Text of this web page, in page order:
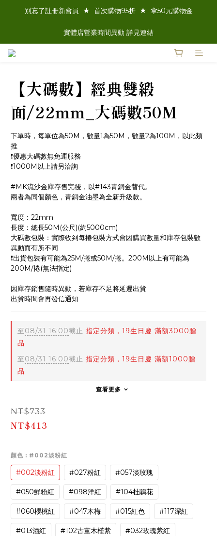
別忘了註冊新會員  ★  首次購物95折  ★  拿50元購物金
實體店營業時間異動 詳見連結
【大碼數】經典雙緞
面/22mm_大碼數50M
下單時，每單位為50M，數量1為50M，數量2為100M，以此類
推
❗️優惠大碼數無免運服務
❗️1000M以上請另洽詢
#MK流沙金庫存售完後，以#143青銅金替代。
兩者為同個顏色，青銅金油墨為全新升級款。
寬度：22mm
長度：總長50M(公尺)(約5000cm)
大碼數包裝：實際收到每捲包裝方式會因購買數量和庫存包裝數
異動而有所不同
❗️出貨包裝有可能為25M/捲或50M/捲。200M以上有可能為
200M/捲(無法指定)
因庫存銷售隨時異動，若庫存不足將延遲出貨
出貨時間會再發信通知
至08/31 16:00截止 指定分類，19生日慶 滿額3000贈
品
至08/31 16:00截止 指定分類，19生日慶 滿額1000贈
品
查看更多
NT$733
NT$413
顏色 : #002淡粉紅
#002淡粉紅 #027粉紅 #057淡玫瑰
#050鮮粉紅 #098洋紅 #104杜鵑花
#060櫻桃紅 #047木梅 #015紅色 #117深紅
#013酒紅 #102古董木槿紫 #032玫瑰紫紅